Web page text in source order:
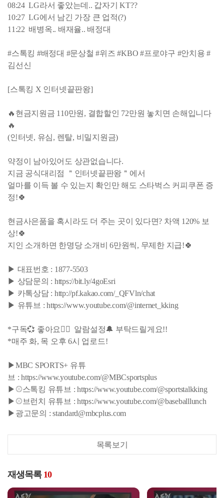
08:24 LG라서 좋았는데.. 갑자기 KT??
10:27 LG에서 남긴 가장 큰 업적(?)
11:22 배병옥.. 배재율.. 배정대
#스톡킹 #배정대 #문상철 #위즈 #KBO #프로야구 #안치용 #
김선신
[스톡킹 X 인터넷끝판왕]
🔥현금지원금 110만원, 결합할인 72만원 놓치면 손해입니다
🔥
(인터넷, 유심, 렌탈, 비밀지원금)
약정이 남아있어도 상관없습니다.
지금 공식대리점 ＂인터넷끝판왕＂에서
얼마를 이득 볼 수 있는지 확인만 해도 스타벅스 커피쿠폰 증
정!🍀
현금사은품을 혹시라도 더 주는 곳이 있다면? 차액 120% 보
상!🍀
지인 소개하면 한명당 소개비 6만원씩, 무제한 지급!🍀
▶ 대표번호 : 1877-5503
▶ 상담문의 : https://bit.ly/4goEsri
▶ 카톡상담 : http://pf.kakao.com/_QFVln/chat
▶ 유튜브 : https://www.youtube.com/@internet_kking
*구독💞 좋아요👍🏻 알람설정🔔 부탁드릴게요!!
*매주 화, 목 오후 6시 업로드!
▶MBC SPORTS+ 유튜
브 : https://www.youtube.com/@MBCsportsplus
▶⚾스톡킹 유튜브 : https://www.youtube.com/@sportstalkking
▶⚾브런치 유튜브 : https://www.youtube.com/@baseballlunch
▶광고문의 : standard@mbcplus.com
목록보기
재생목록 10